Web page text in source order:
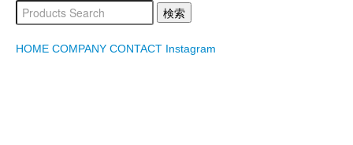
HOME COMPANY CONTACT Instagram